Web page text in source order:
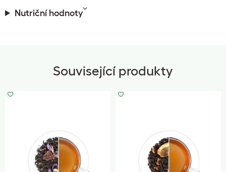
Nutriční hodnoty
Související produkty